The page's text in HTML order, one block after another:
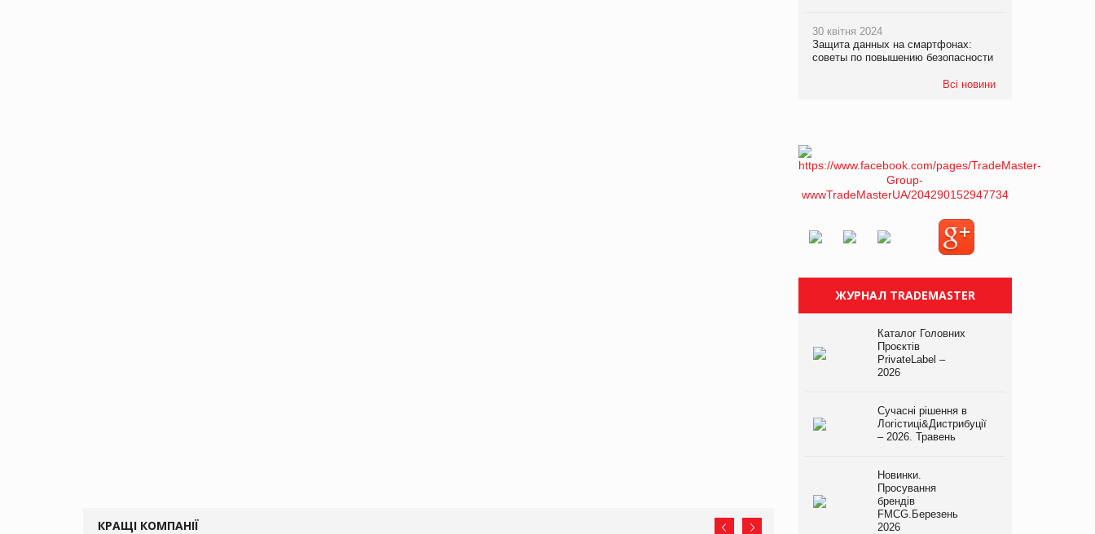
КРАЩІ КОМПАНІЇ
30 квітня 2024
Защита данных на смартфонах:
советы по повышению безопасности
Всі новини
ЖУРНАЛ TRADEMASTER
Каталог Головних
Проєктів
PrivateLabel –
2026
Сучасні рішення в
Логістиці&Дистрибуції
– 2026. Травень
Новинки.
Просування
брендів
FMCG.Березень
2026